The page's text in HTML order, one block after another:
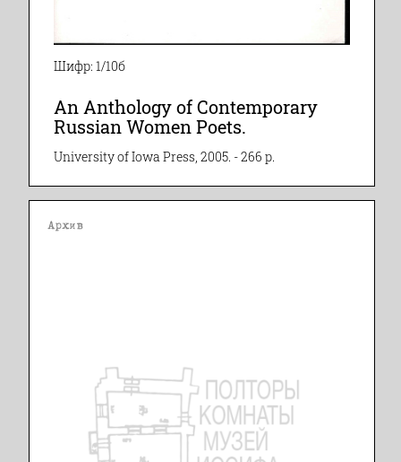
Шифр: 1/10б
An Anthology of Contemporary
Russian Women Poets.
University of Iowa Press, 2005. - 266 p.
Архив